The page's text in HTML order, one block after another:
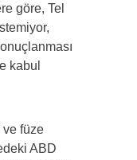
göre, Tel
kabul
ve füze
ABD